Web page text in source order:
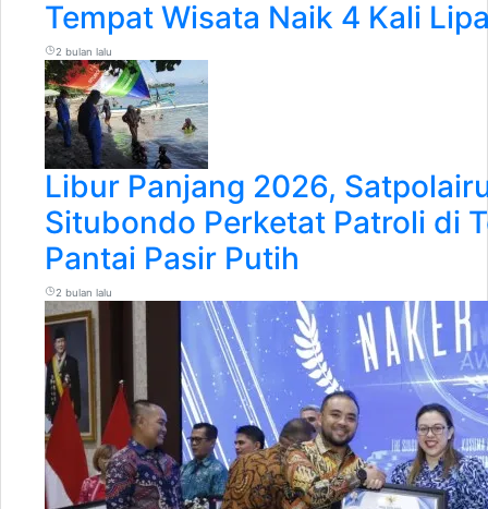
Tempat Wisata Naik 4 Kali
2 bulan lalu
Libur Panjang 2026,
Situbondo Perketat Patroli di
Pantai Pasir Putih
2 bulan lalu